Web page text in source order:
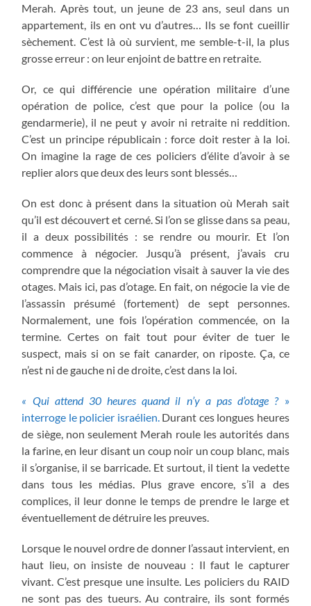
Merah. Après tout, un jeune de 23 ans, seul dans un
appartement, ils en ont vu d’autres… Ils se font cueillir
sèchement. C’est là où survient, me semble-t-il, la plus
grosse erreur : on leur enjoint de battre en retraite.
Or, ce qui différencie une opération militaire d’une
opération de police, c’est que pour la police (ou la
gendarmerie), il ne peut y avoir ni retraite ni reddition.
C’est un principe républicain : force doit rester à la loi.
On imagine la rage de ces policiers d’élite d’avoir à se
replier alors que deux des leurs sont blessés…
On est donc à présent dans la situation où Merah sait
qu’il est découvert et cerné. Si l’on se glisse dans sa peau,
il a deux possibilités : se rendre ou mourir. Et l’on
commence à négocier. Jusqu’à présent, j’avais cru
comprendre que la négociation visait à sauver la vie des
otages. Mais ici, pas d’otage. En fait, on négocie la vie de
l’assassin présumé (fortement) de sept personnes.
Normalement, une fois l’opération commencée, on la
termine. Certes on fait tout pour éviter de tuer le
suspect, mais si on se fait canarder, on riposte. Ça, ce
n’est ni de gauche ni de droite, c’est dans la loi.
« Qui attend 30 heures quand il n’y a pas d’otage ? »
interroge le policier israélien. Durant ces longues heures
de siège, non seulement Merah roule les autorités dans
la farine, en leur disant un coup noir un coup blanc, mais
il s’organise, il se barricade. Et surtout, il tient la vedette
dans tous les médias. Plus grave encore, s’il a des
complices, il leur donne le temps de prendre le large et
éventuellement de détruire les preuves.
Lorsque le nouvel ordre de donner l’assaut intervient, en
haut lieu, on insiste de nouveau : Il faut le capturer
vivant. C’est presque une insulte. Les policiers du RAID
ne sont pas des tueurs. Au contraire, ils sont formés